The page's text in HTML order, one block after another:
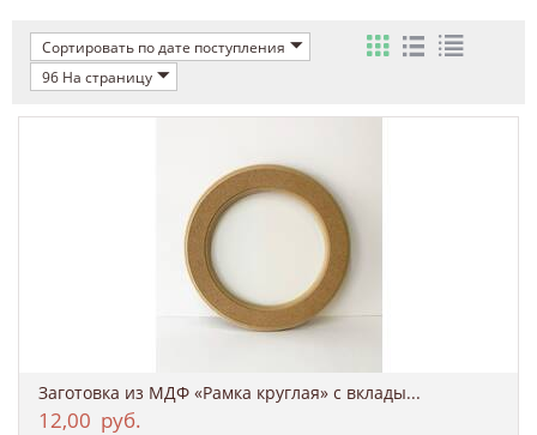
Сортировать по дате поступления
96 На страницу
Заготовка из МДФ «Рамка круглая» с вклады...
12,00 руб.